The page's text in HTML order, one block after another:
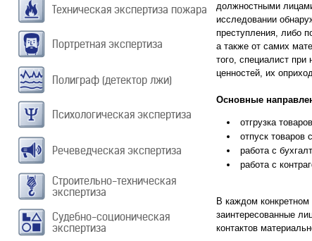
Техническая экспертиза пожара
Портретная экспертиза
Полиграф (детектор лжи)
Психологическая экспертиза
Речеведческая экспертиза
Строительно-техническая
экспертиза
Судебно-соционическая
экспертиза
должностными
исследовании
преступления, либо
а также от самих
того, специалист
ценностей, их
Основные
отгрузка
отпуск товаров
работа с
работа с
В каждом конкретном
заинтересованные
контактов